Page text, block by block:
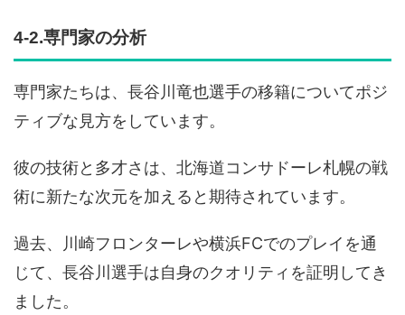
4-2.専門家の分析
専門家たちは、長谷川竜也選手の移籍についてポジ
ティブな見方をしています。
彼の技術と多才さは、北海道コンサドーレ札幌の戦
術に新たな次元を加えると期待されています。
過去、川崎フロンターレや横浜FCでのプレイを通
じて、長谷川選手は自身のクオリティを証明してき
ました。